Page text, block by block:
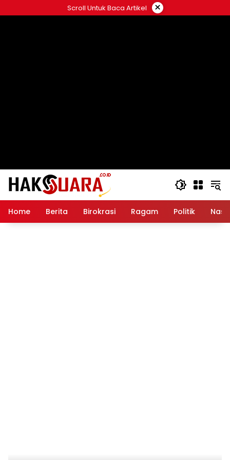
ke
Scroll Untuk Baca Artikel ×
Home Berita Birokrasi Ragam Politik